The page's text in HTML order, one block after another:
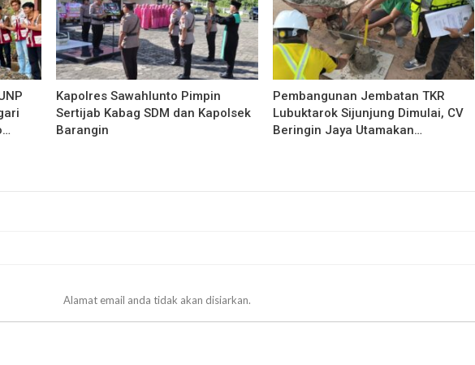
Kapolres Sawahlunto Pimpin
Sertijab Kabag SDM dan Kapolsek
Barangin
Pembangunan Jembatan TKR
Lubuktarok Sijunjung Dimulai, CV
Beringin Jaya Utamakan…
Alamat email anda tidak akan disiarkan.